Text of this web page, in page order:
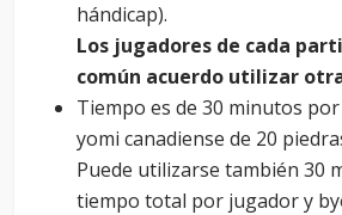
hándicap).
Los jugadores de cada
común acuerdo utilizar
Tiempo es de 30 minutos
yomi canadiense de 20
Puede utilizarse también 30
tiempo total por jugador y